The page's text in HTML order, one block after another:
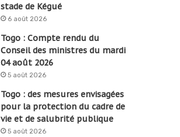
stade de Kégué
6 août 2026
Togo : Compte rendu du
Conseil des ministres du mardi
04 août 2026
5 août 2026
Togo : des mesures envisagées
pour la protection du cadre de
vie et de salubrité publique
5 août 2026